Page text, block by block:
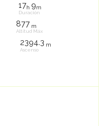
17h 9m
Duración
877 m
Altitud Máx
2394.3 m
Ascenso